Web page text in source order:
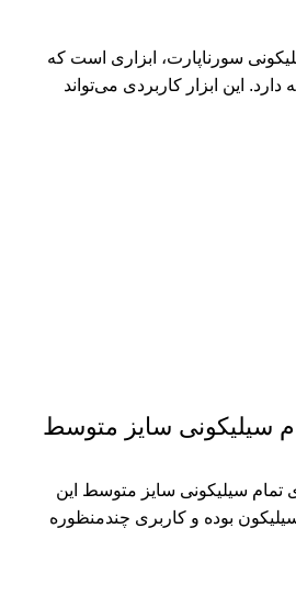
سورناپارت، ابزاری است که
این ابزار کاربردی می‌تواند
سیلیکونی سایز متوسط
تمام سیلیکونی سایز متوسط این
بوده و کاربری چندمنظوره